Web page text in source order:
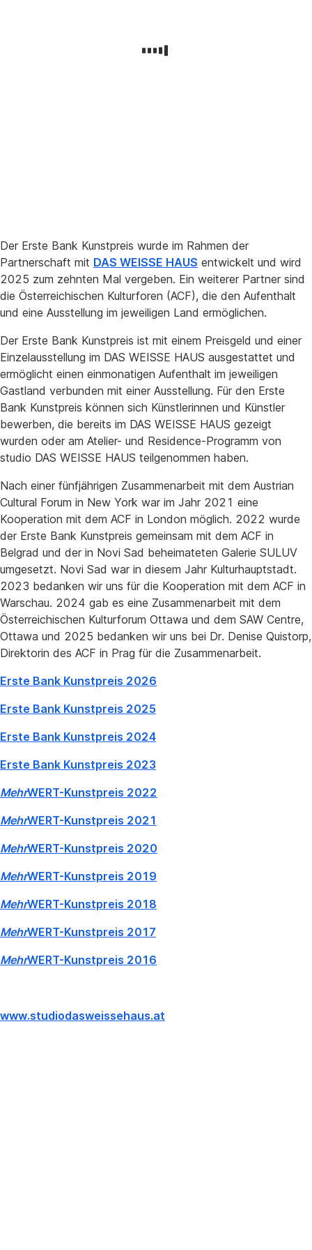
Der Erste Bank Kunstpreis wurde im Rahmen der
Partnerschaft mit DAS WEISSE HAUS entwickelt und wird
2025 zum zehnten Mal vergeben. Ein weiterer Partner sind
die Österreichischen Kulturforen (ACF), die den Aufenthalt
und eine Ausstellung im jeweiligen Land ermöglichen.
Der Erste Bank Kunstpreis ist mit einem Preisgeld und einer
Einzelausstellung im DAS WEISSE HAUS ausgestattet und
ermöglicht einen einmonatigen Aufenthalt im jeweiligen
Gastland verbunden mit einer Ausstellung. Für den Erste
Bank Kunstpreis können sich Künstlerinnen und Künstler
bewerben, die bereits im DAS WEISSE HAUS gezeigt
wurden oder am Atelier- und Residence-Programm von
studio DAS WEISSE HAUS teilgenommen haben.
Nach einer fünfjährigen Zusammenarbeit mit dem Austrian
Cultural Forum in New York war im Jahr 2021 eine
Kooperation mit dem ACF in London möglich. 2022 wurde
der Erste Bank Kunstpreis gemeinsam mit dem ACF in
Belgrad und der in Novi Sad beheimateten Galerie SULUV
umgesetzt. Novi Sad war in diesem Jahr Kulturhauptstadt.
2023 bedanken wir uns für die Kooperation mit dem ACF in
Warschau. 2024 gab es eine Zusammenarbeit mit dem
Österreichischen Kulturforum Ottawa und dem SAW Centre,
Ottawa und 2025 bedanken wir uns bei Dr. Denise Quistorp,
Direktorin des ACF in Prag für die Zusammenarbeit.
Erste Bank Kunstpreis 2026
Erste Bank Kunstpreis 2025
Erste Bank Kunstpreis 2024
Erste Bank Kunstpreis 2023
MehrWERT-Kunstpreis 2022
MehrWERT-Kunstpreis 2021
MehrWERT-Kunstpreis 2020
MehrWERT-Kunstpreis 2019
MehrWERT-Kunstpreis 2018
MehrWERT-Kunstpreis 2017
MehrWERT-Kunstpreis 2016
www.studiodasweissehaus.at